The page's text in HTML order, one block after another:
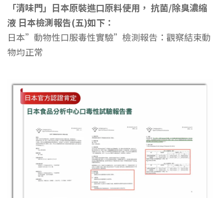
「清味門」日本原裝進口原料使用， 抗菌/除臭濃縮
液 日本檢測報告(五)如下：
日本”動物性口服毒性實驗”檢測報告：觀察結束動
物均正常